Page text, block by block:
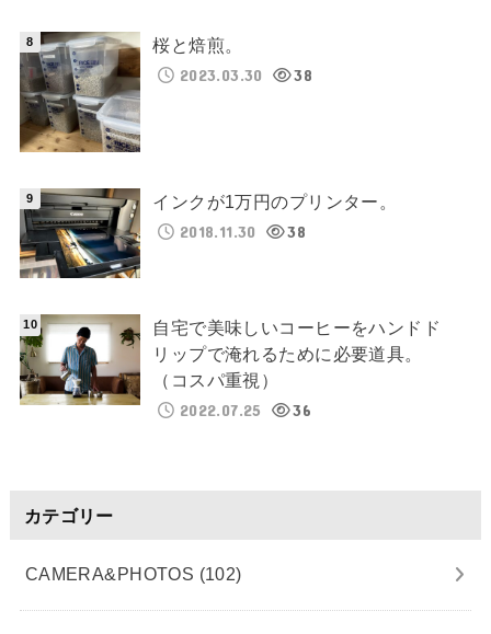
桜と焙煎。
2023.03.30
38
インクが1万円のプリンター。
2018.11.30
38
自宅で美味しいコーヒーをハンドド
リップで淹れるために必要道具。
（コスパ重視）
2022.07.25
36
カテゴリー
CAMERA&PHOTOS (102)